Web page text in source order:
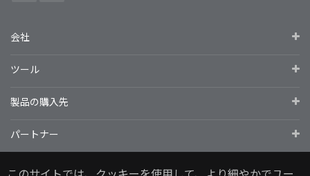
会社
ツール
製品の購入先
パートナー